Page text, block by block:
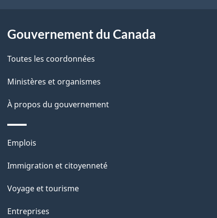
d
e
p
a
site
Gouvernement du Canada
Toutes les coordonnées
Ministères et organismes
À propos du gouvernement
Thèmes
sujets
Emplois
Immigration et citoyenneté
Voyage et tourisme
Entreprises